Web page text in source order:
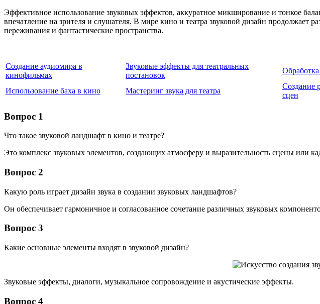
Эффективное использование звуковых эффектов, аккуратное микширование и тонкое
впечатление на зрителя и слушателя. В мире кино и театра звуковой дизайн продолжает
переживания и фантастические пространства.
Создание аудиомира в
кинофильмах
Звуковые эффекты для театральных
постановок
Использование баха в кино Мастеринг звука для театра
Создание
сцен
Вопрос 1
Что такое звуковой ландшафт в кино и театре?
Это комплекс звуковых элементов, создающих атмосферу и выразительность сцены или
Вопрос 2
Какую роль играет дизайн звука в создании звуковых ландшафтов?
Он обеспечивает гармоничное и согласованное сочетание различных звуковых
Вопрос 3
Какие основные элементы входят в звуковой дизайн?
Звуковые эффекты, диалоги, музыкальное сопровождение и акустические эффекты.
Вопрос 4